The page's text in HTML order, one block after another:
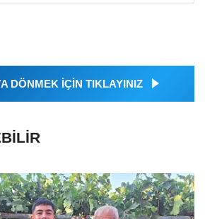
DÖNMEK İÇİN TIKLAYINIZ